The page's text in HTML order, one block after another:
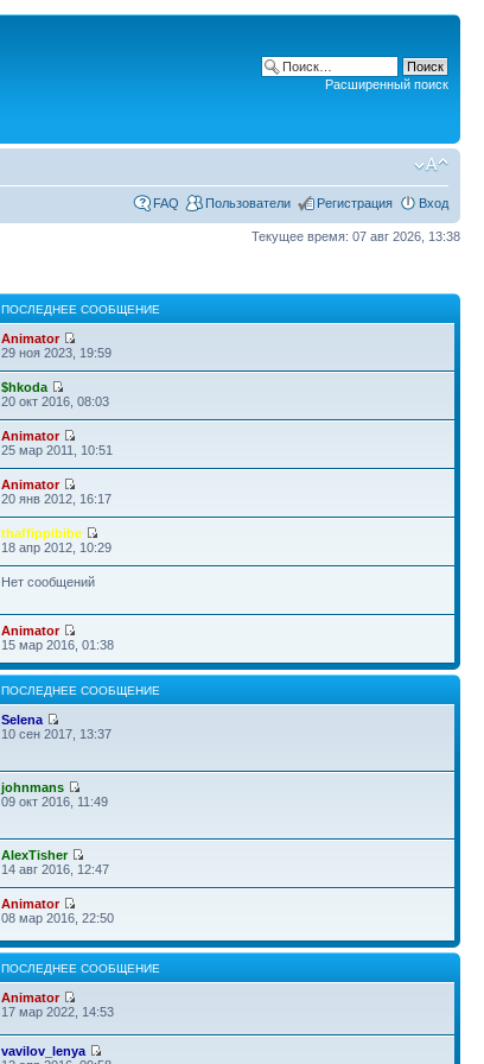
Расширенный поиск
FAQ Пользователи Регистрация Вход
Текущее время: 07 авг 2026, 13:38
ПОСЛЕДНЕЕ СООБЩЕНИЕ
Animator
29 ноя 2023, 19:59
$hkoda
20 окт 2016, 08:03
Animator
25 мар 2011, 10:51
Animator
20 янв 2012, 16:17
thaffippibibe
18 апр 2012, 10:29
Нет сообщений
Animator
15 мар 2016, 01:38
ПОСЛЕДНЕЕ СООБЩЕНИЕ
Selena
10 сен 2017, 13:37
johnmans
09 окт 2016, 11:49
AlexTisher
14 авг 2016, 12:47
Animator
08 мар 2016, 22:50
ПОСЛЕДНЕЕ СООБЩЕНИЕ
Animator
17 мар 2022, 14:53
vavilov_lenya